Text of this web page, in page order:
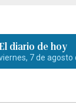
El diario de hoy
7 de agosto